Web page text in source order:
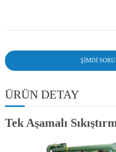
ŞIMDI
ÜRÜN DETAY
Tek Aşamalı